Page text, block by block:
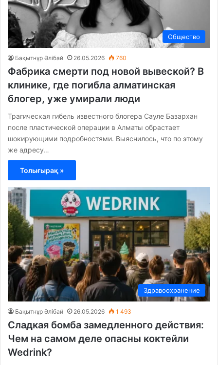
Общество
Бақытнұр Әлібай 26.05.2026 760
Фабрика смерти под новой вывеской? В
клинике, где погибла алматинская
блогер, уже умирали люди
Трагическая гибель известного блогера Сауле Базархан
после пластической операции в Алматы обрастает
шокирующими подробностями. Выяснилось, что по этому
же адресу…
Толығырақ »
Здравоохранение
Бақытнұр Әлібай 26.05.2026 1 493
Сладкая бомба замедленного действия:
Чем на самом деле опасны коктейли
Wedrink?